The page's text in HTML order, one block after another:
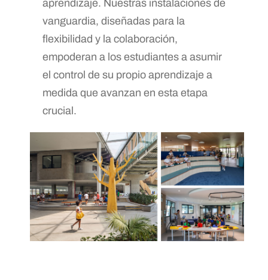
aprendizaje. Nuestras instalaciones de
vanguardia, diseñadas para la
flexibilidad y la colaboración,
empoderan a los estudiantes a asumir
el control de su propio aprendizaje a
medida que avanzan en esta etapa
crucial.